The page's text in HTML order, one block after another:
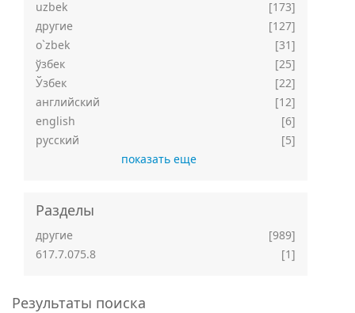
uzbek
[173]
другие
[127]
o`zbek
[31]
ўзбек
[25]
Ўзбек
[22]
английский
[12]
english
[6]
русский
[5]
показать еще
Разделы
другие
[989]
617.7.075.8
[1]
Результаты поиска